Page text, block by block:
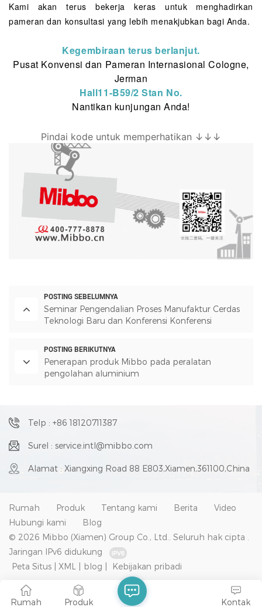
Kami akan terus bekerja keras untuk menghadirkan
pameran dan konsultasi yang lebih menakjubkan bagi Anda.
Kegembiraan terus berlanjut.
Pusat Konvensi dan Pameran Internasional Cologne,
Jerman
Hall11-B59/2 Stan No.
Nantikan kunjungan Anda!
Pindai kode untuk memperhatikan ↓↓↓
POSTING SEBELUMNYA
Seminar Pengendalian Proses Manufaktur Cerdas
Teknologi Baru dan Konferensi Konferensi
POSTING BERIKUTNYA
Penerapan produk Mibbo pada peralatan
pengolahan aluminium
Telp : +86 18120711387
Surel : service.intl@mibbo.com
Alamat : Xiangxing Road 88 E803,Xiamen,361100,China
Rumah Produk Tentang kami Berita
Video
Hubungi kami
Blog
© 2026 Mibbo (Xiamen) Group Co., Ltd.. Seluruh hak cipta .
Jaringan IPv6 didukung
Peta Situs
XML blog Kebijakan pribadi
Rumah Produk Kontak